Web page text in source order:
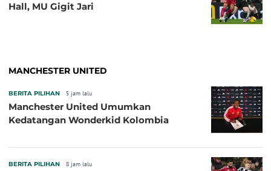
Hall, MU Gigit Jari
MANCHESTER UNITED
BERITA PILIHAN 5 jam lalu
Manchester United Umumkan
Kedatangan Wonderkid Kolombia
BERITA PILIHAN 8 jam lalu